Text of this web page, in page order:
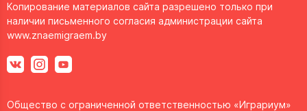
Копирование материалов сайта разрешено только при
наличии письменного согласия администрации сайта
www.znaemigraem.by
Общество с ограниченной ответственностью «Играриум»